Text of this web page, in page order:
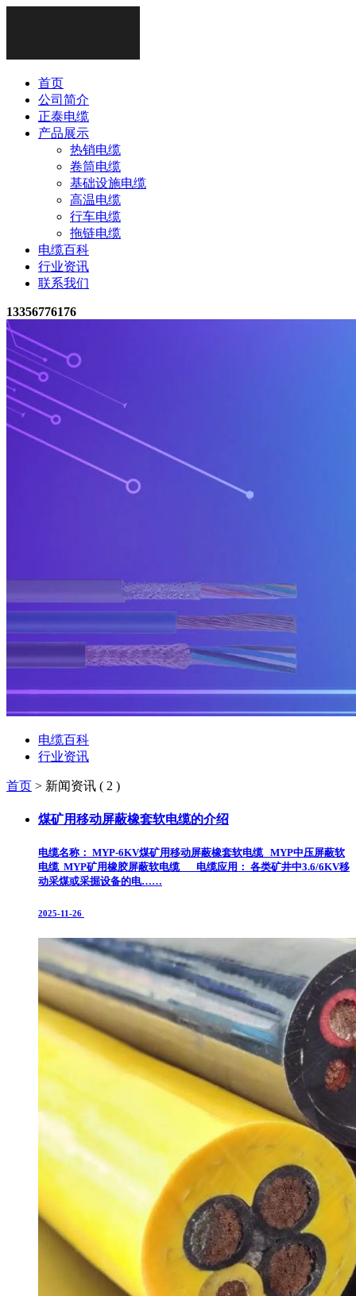
首页
公司简介
正泰电缆
产品展示
热销电缆
卷筒电缆
基础设施电缆
高温电缆
行车电缆
拖链电缆
电缆百科
行业资讯
联系我们
13356776176
电缆百科
行业资讯
首页 > 新闻资讯 ( 2 )
煤矿用移动屏蔽橡套软电缆的介绍
电缆名称： MYP-6KV煤矿用移动屏蔽橡套软电缆 MYP中压屏蔽软
电缆 MYP矿用橡胶屏蔽软电缆 电缆应用： 各类矿井中3.6/6KV移
动采煤或采掘设备的电……
2025-11-26